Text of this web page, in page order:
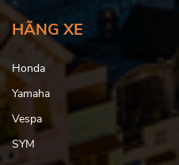
HÃNG XE
Honda
Yamaha
Vespa
SYM